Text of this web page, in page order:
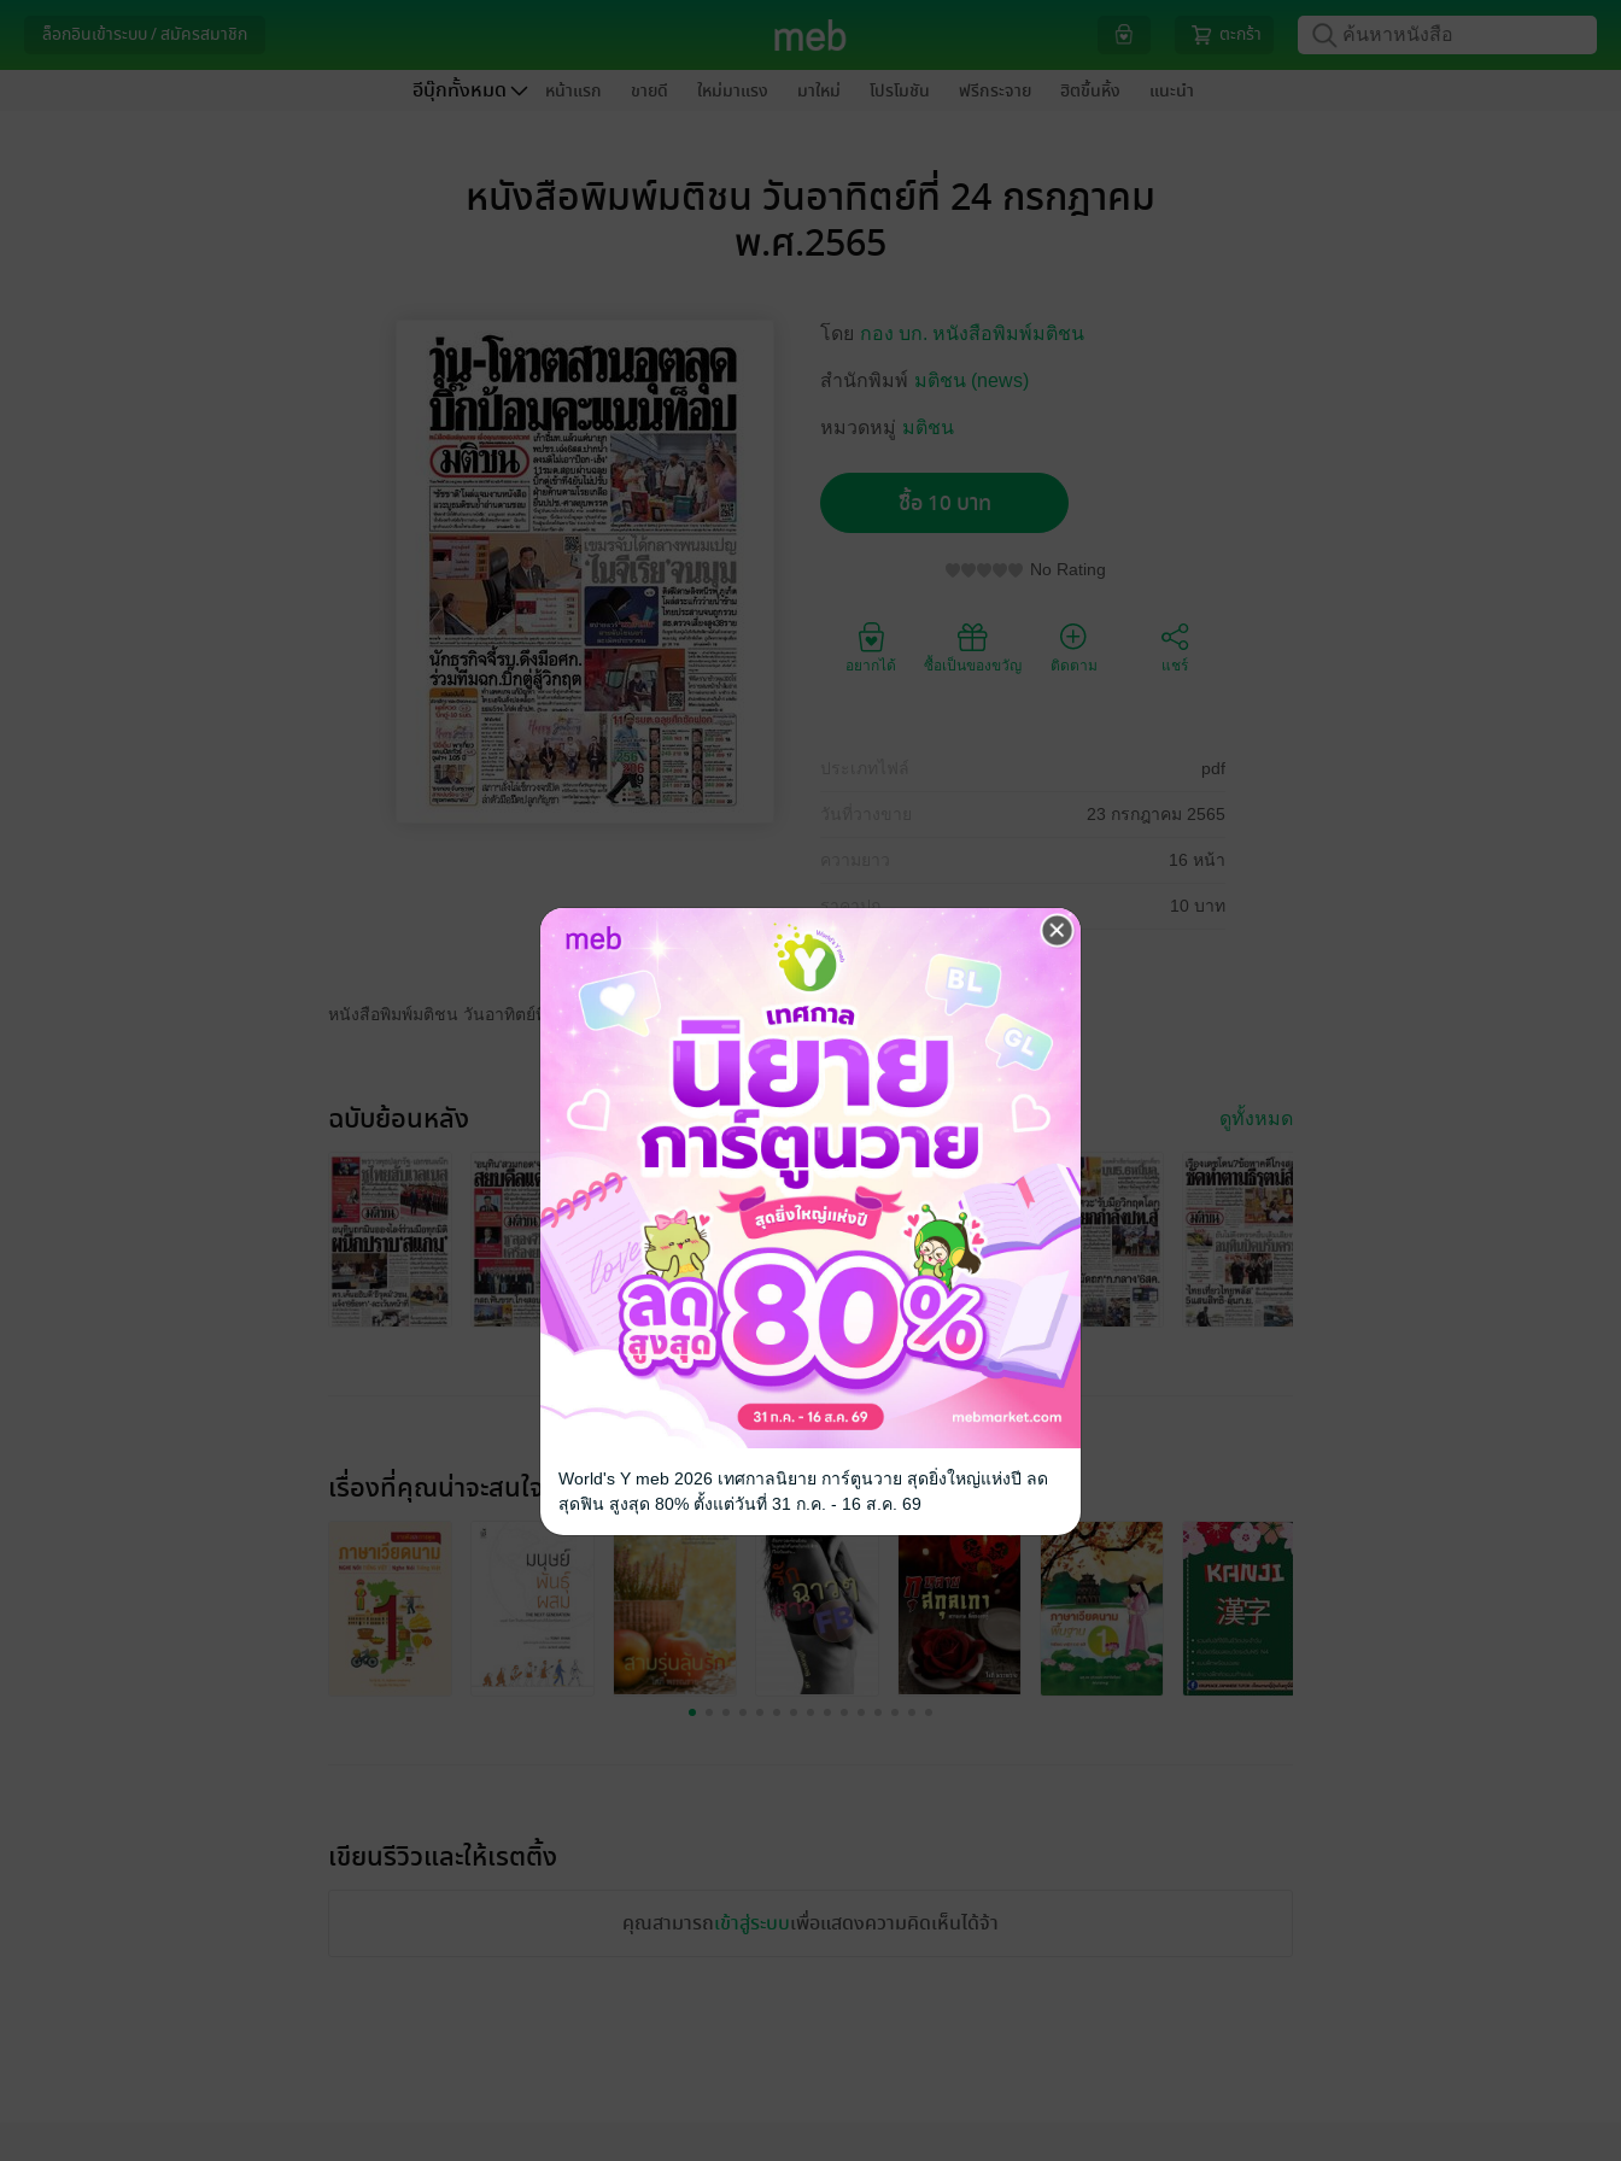
ล็อกอินเข้าระบบ / สมัครสมาชิก ตะกร้า
อีบุ๊กทั้งหมด หน้าแรก ขายดี ใหม่มาแรง มาใหม่ โปรโมชัน ฟรีกระจาย ฮิตขึ้นหิ้ง แนะนำ
หนังสือพิมพ์มติชน วันอาทิตย์ที่ 24 กรกฎาคม
พ.ศ.2565
โดย กอง บก. หนังสือพิมพ์มติชน
สำนักพิมพ์ มติชน (news)
หมวดหมู่ มติชน
ซื้อ 10 บาท
No Rating
อยากได้ ซื้อเป็นของขวัญ ติดตาม แชร์
pdf
23 กรกฎาคม 2565
16 หน้า
ราคาปก 10 บาท
หนังสือพิมพ์มติชน วันอาทิตย์ที่ 24 กรกฎาคม พ.ศ.2565
ฉบับย้อนหลัง ดูทั้งหมด
เรื่องที่คุณน่าจะสนใจ
เขียนรีวิวและให้เรตติ้ง
คุณสามารถเข้าสู่ระบบเพื่อแสดงความคิดเห็นได้จ้า
World's Y meb 2026 เทศกาลนิยาย การ์ตูนวาย สุดยิ่งใหญ่แห่งปี ลด
สุดฟิน สูงสุด 80% ตั้งแต่วันที่ 31 ก.ค. - 16 ส.ค. 69